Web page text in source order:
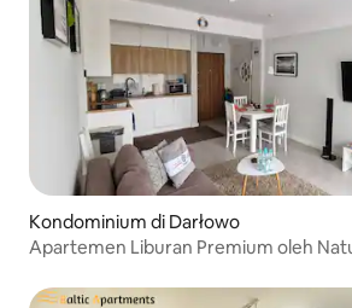
Kondominium di Darłowo
Apartemen Liburan Premium oleh